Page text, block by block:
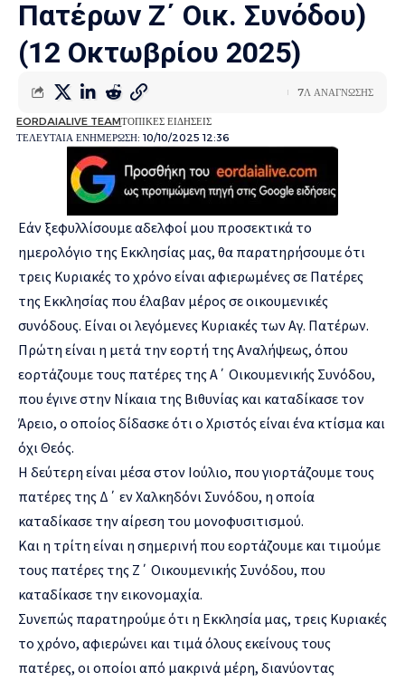
Πατέρων Ζ΄ Οικ. Συνόδου)
(12 Οκτωβρίου 2025)
ΤΕΛΕΥΤΑΙΑ ΕΝΗΜΕΡΩΣΗ: 10/10/2025 12:36
EORDAIALIVE TEAMΤΟΠΙΚΕΣ ΕΙΔΗΣΕΙΣ
7Λ ΑΝΑΓΝΩΣΗΣ
Εάν ξεφυλλίσουμε αδελφοί μου προσεκτικά το
ημερολόγιο της Εκκλησίας μας, θα παρατηρήσουμε ότι
τρεις Κυριακές το χρόνο είναι αφιερωμένες σε Πατέρες
της Εκκλησίας που έλαβαν μέρος σε οικουμενικές
συνόδους. Είναι οι λεγόμενες Κυριακές των Αγ. Πατέρων.
Πρώτη είναι η μετά την εορτή της Αναλήψεως, όπου
εορτάζουμε τους πατέρες της Α΄ Οικουμενικής Συνόδου,
που έγινε στην Νίκαια της Βιθυνίας και καταδίκασε τον
Άρειο, ο οποίος δίδασκε ότι ο Χριστός είναι ένα κτίσμα και
όχι Θεός.
Η δεύτερη είναι μέσα στον Ιούλιο, που γιορτάζουμε τους
πατέρες της Δ΄ εν Χαλκηδόνι Συνόδου, η οποία
καταδίκασε την αίρεση του μονοφυσιτισμού.
Και η τρίτη είναι η σημερινή που εορτάζουμε και τιμούμε
τους πατέρες της Ζ΄ Οικουμενικής Συνόδου, που
καταδίκασε την εικονομαχία.
Συνεπώς παρατηρούμε ότι η Εκκλησία μας, τρεις Κυριακές
το χρόνο, αφιερώνει και τιμά όλους εκείνους τους
πατέρες, οι οποίοι από μακρινά μέρη, διανύοντας